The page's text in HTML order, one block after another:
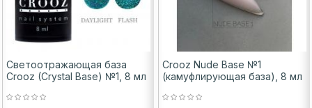
Светоотражающая база
Crooz (Crystal Base) №1, 8 мл
Crooz Nude Base №1
(камуфлирующая база), 8 мл